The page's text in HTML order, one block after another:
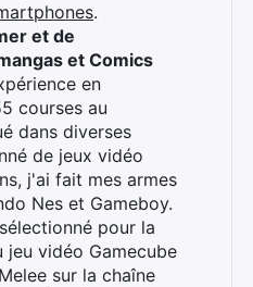
.
et de
et Comics
en
courses au
dans diverses
de jeux vidéo
j'ai fait mes armes
Nes et Gameboy.
pour la
vidéo Gamecube
sur la chaîne